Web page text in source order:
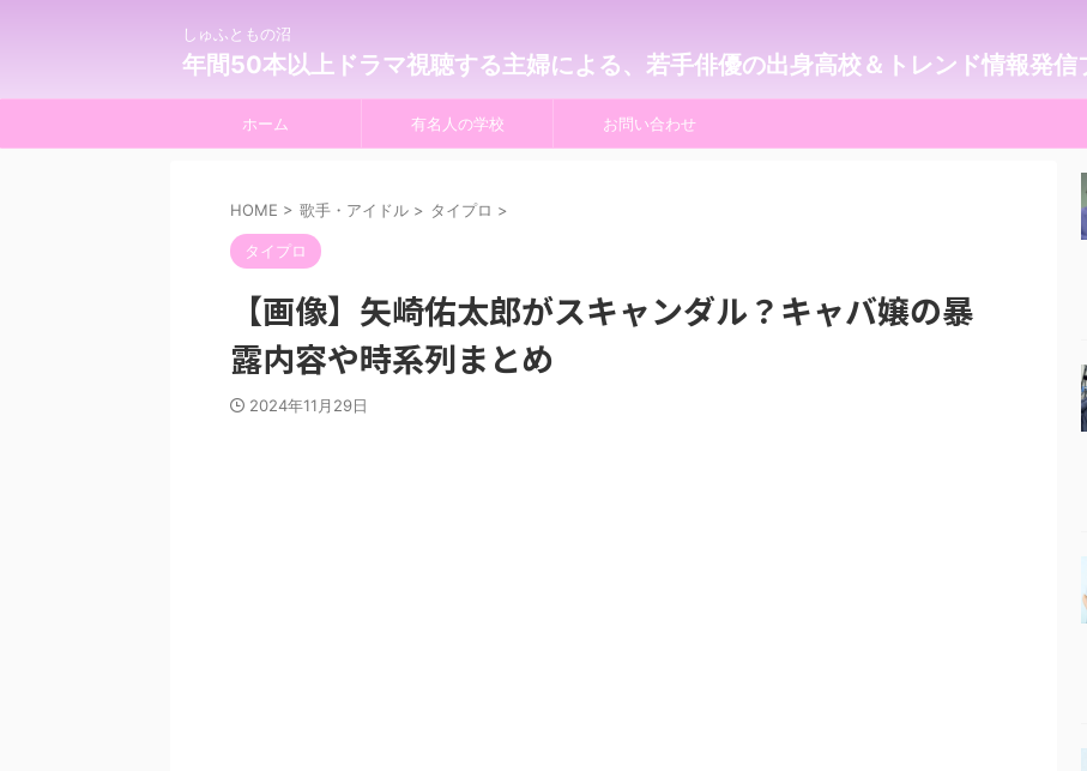
しゅふともの沼
年間50本以上ドラマ視聴する主婦による、若手俳優の出身高校＆トレンド情報発信
ホーム 有名人の学校 お問い合わせ
HOME > 歌手・アイドル > タイプロ >
タイプロ
【画像】矢崎佑太郎がスキャンダル？キャバ嬢の暴
露内容や時系列まとめ
2024年11月29日